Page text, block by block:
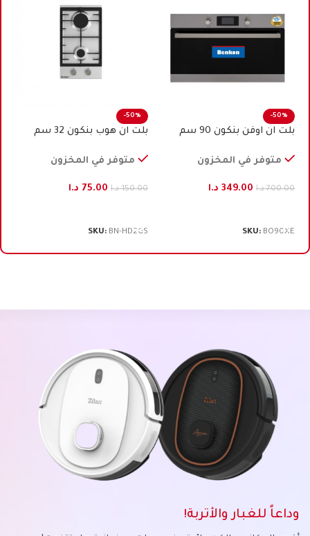
-50%
بلت ان اوفن بنكون 90 ﺳﻢ
متوفر في المخزون
700.00 د.ا 349.00 د.ا
SKU: BO90XE
-50%
بلت ان هوب بنكون 32 سم
متوفر في المخزون
150.00 د.ا 75.00 د.ا
SKU: BN-HD2GS
وداعاً للغبار والأتربة!